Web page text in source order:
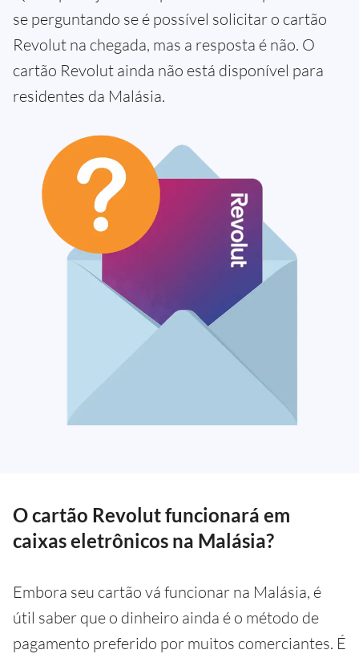
se perguntando se é possível solicitar o cartão
Revolut na chegada, mas a resposta é não. O
cartão Revolut ainda não está disponível para
residentes da Malásia.
O cartão Revolut funcionará em
caixas eletrônicos na Malásia?
Embora seu cartão vá funcionar na Malásia, é
útil saber que o dinheiro ainda é o método de
pagamento preferido por muitos comerciantes. É